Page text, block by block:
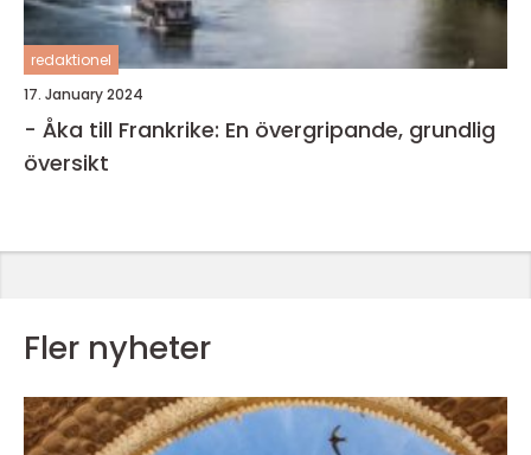
redaktionel
17. January 2024
- Åka till Frankrike: En övergripande, grundlig
översikt
Fler nyheter